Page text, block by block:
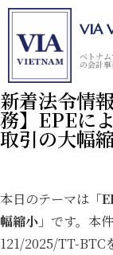
VIA
ベトナ
の会計
新着法令情
務】EPEに
取引の大幅
本日のテーマは「
幅縮小 」です。本
121/2025/TT-BTC